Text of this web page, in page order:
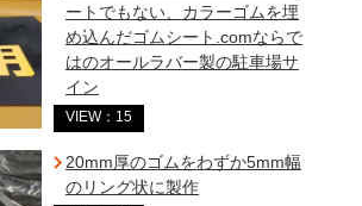
ートでもない、カラーゴムを埋
め込んだゴムシート.comならで
はのオールラバー製の駐車場サ
イン
VIEW：15
20mm厚のゴムをわずか5mm幅
のリング状に製作